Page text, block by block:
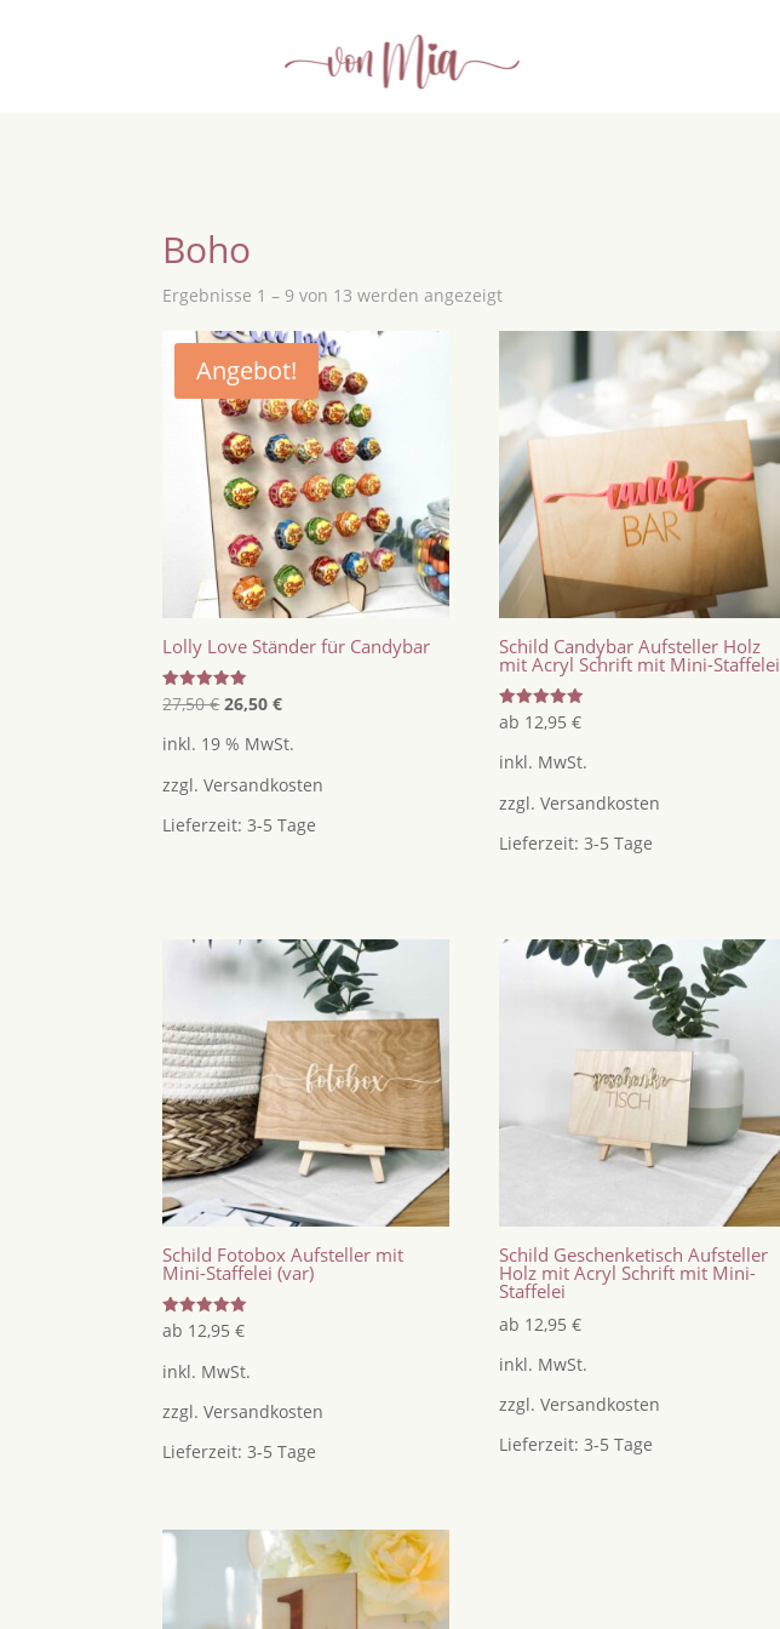
Boho
Ergebnisse 1 – 9 von 13 werden angezeigt
Angebot!
Lolly Love Ständer für Candybar
Bewertet
mit
von 5
27,50€Ursprünglicher
27,50 €
26,50€Aktueller
26,50 €.
inkl. 19 % MwSt.
zzgl.Versandkosten
Lieferzeit:3-5 Tage
Schild Candybar Aufsteller Holz
mit Acryl Schrift mit Mini-Staffelei
Bewertet
mit
von 5
ab 12,95€
inkl. MwSt.
zzgl.Versandkosten
Lieferzeit:3-5 Tage
Schild Fotobox Aufsteller mit
Mini-Staffelei (var)
Bewertet
mit
von 5
ab 12,95€
inkl. MwSt.
zzgl.Versandkosten
Lieferzeit:3-5 Tage
Schild Geschenketisch Aufsteller
Holz mit Acryl Schrift mit Mini-
Staffelei
ab 12,95€
inkl. MwSt.
zzgl.Versandkosten
Lieferzeit:3-5 Tage